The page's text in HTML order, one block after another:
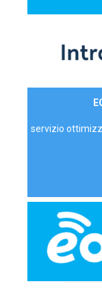
servizio